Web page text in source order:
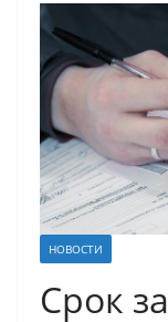
НОВОСТИ
Срок